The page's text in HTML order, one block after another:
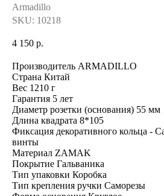
Armadillo
SKU: 10218
4 150 р.
Производитель ARMADILLO
Страна Китай
Вес 1210 г
Гарантия 5 лет
Диаметр розетки (основания) 55 мм
Длина квадрата 8*105
Фиксация декоративного кольца -
винты
Материал ZAMAK
Покрытие Гальваника
Тип упаковки Коробка
Тип крепления ручки Саморезы